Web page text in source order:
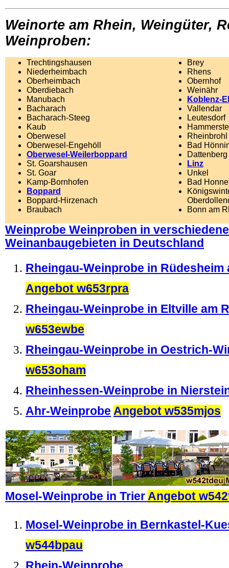
Weinorte am Rhein, Weingüter,
Weinproben:
Trechtingshausen
Niederheimbach
Oberheimbach
Oberdiebach
Manubach
Bacharach
Bacharach-Steeg
Kaub
Oberwesel
Oberwesel-Engehöll
Oberwesel-Weilerboppard
St. Goarshausen
St. Goar
Kamp-Bornhofen
Boppard
Boppard-Hirzenach
Braubach
Brey
Rhens
Obernhof
Weinähr
Koblenz-
Vallendar
Leutesdorf
Rheinbrohl
Bad
Dattenberg
Linz
Unkel
Bad
Bonn am
Weinprobe Weinproben in
Weinanbaugebieten in Deutschland
Rheingau-Weinprobe in Rüdesheim
Angebot w653rpra
Rheingau-Weinprobe in Eltville am
w653ewbe
Rheingau-Weinprobe in Oestrich-
w653oham
Rheinhessen-Weinprobe in
Ahr-Weinprobe Angebot w535mjos
Mosel-Weinprobe in Trier Angebot
Mosel-Weinprobe in Bernkastel-
w544bpau